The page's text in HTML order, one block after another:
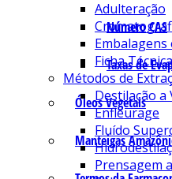
Número CAS
Taxas de
Óleos Vegetais
Manteigas
Adulteração
Ficha Técnica
Métodos de
Destilação a
Enfleurage
Fluído
Prensagem